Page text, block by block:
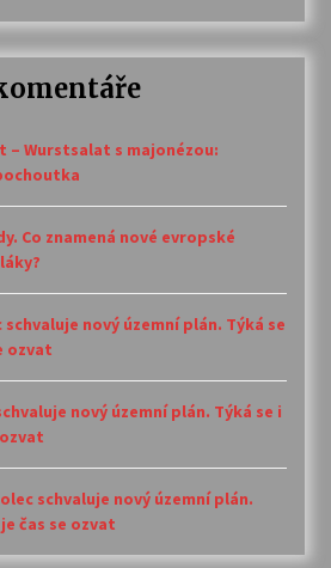
– Wurstsalat s majonézou:
Co znamená nové evropské
schvaluje nový územní plán. Týká se
ozvat
nový územní plán. Týká se i
schvaluje nový územní plán.
čas se ozvat